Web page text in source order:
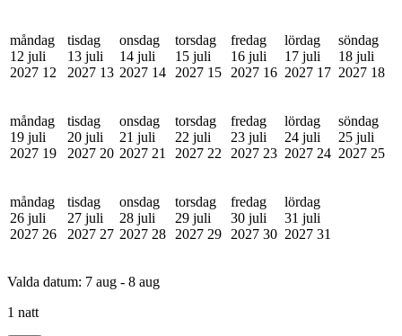
måndag
12 juli
2027 12
tisdag
13 juli
2027 13
onsdag
14 juli
2027 14
torsdag
15 juli
2027 15
fredag
16 juli
2027 16
lördag
17 juli
2027 17
söndag
18 juli
2027 18
måndag
19 juli
2027 19
tisdag
20 juli
2027 20
onsdag
21 juli
2027 21
torsdag
22 juli
2027 22
fredag
23 juli
2027 23
lördag
24 juli
2027 24
söndag
25 juli
2027 25
måndag
26 juli
2027 26
tisdag
27 juli
2027 27
onsdag
28 juli
2027 28
torsdag
29 juli
2027 29
fredag
30 juli
2027 30
lördag
31 juli
2027 31
Valda datum: 7 aug - 8 aug
1 natt